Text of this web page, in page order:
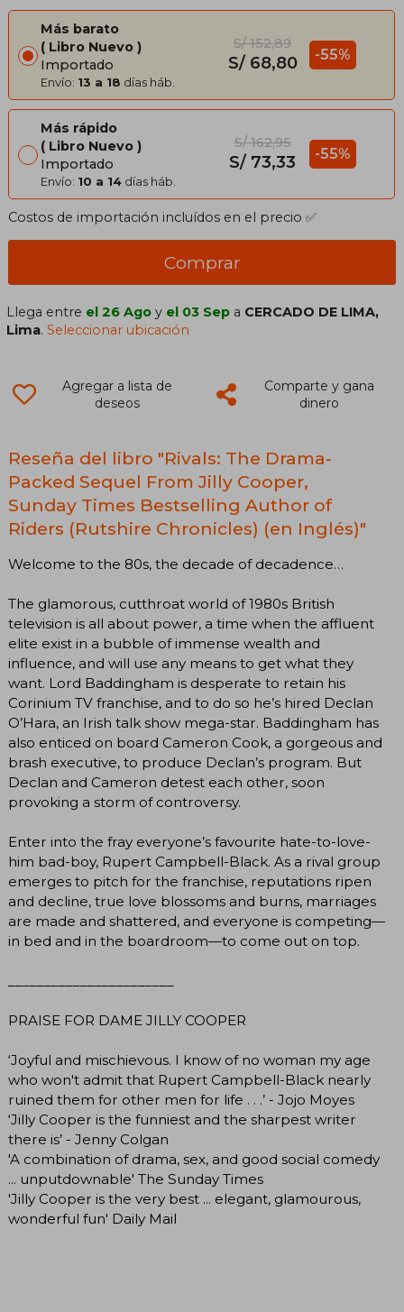
Más barato
Libro Nuevo
Importado
Envío: 13 a 18 días háb.
S/ 152,89
S/ 68,80 -55%
Más rápido
Libro Nuevo
Importado
Envío: 10 a 14 días háb.
S/ 162,95
S/ 73,33 -55%
Costos de importación incluídos en el precio ✅
Comprar
Llega entre el 26 Ago y el 03 Sep a CERCADO DE LIMA,
Lima.Seleccionar ubicación
Agregar a lista de
deseos
Comparte y gana
dinero
Reseña del libro "Rivals: The Drama-
Packed Sequel From Jilly Cooper,
Sunday Times Bestselling Author of
Riders (Rutshire Chronicles) (en Inglés)"
Welcome to the 80s, the decade of decadence…
The glamorous, cutthroat world of 1980s British
television is all about power, a time when the affluent
elite exist in a bubble of immense wealth and
influence, and will use any means to get what they
want. Lord Baddingham is desperate to retain his
Corinium TV franchise, and to do so he’s hired Declan
O’Hara, an Irish talk show mega-star. Baddingham has
also enticed on board Cameron Cook, a gorgeous and
brash executive, to produce Declan’s program. But
Declan and Cameron detest each other, soon
provoking a storm of controversy.
Enter into the fray everyone’s favourite hate-to-love-
him bad-boy, Rupert Campbell-Black. As a rival group
emerges to pitch for the franchise, reputations ripen
and decline, true love blossoms and burns, marriages
are made and shattered, and everyone is competing—
in bed and in the boardroom—to come out on top.
PRAISE FOR DAME JILLY COOPER
‘Joyful and mischievous. I know of no woman my age
who won't admit that Rupert Campbell-Black nearly
ruined them for other men for life . . .’ - Jojo Moyes
‘Jilly Cooper is the funniest and the sharpest writer
there is’ - Jenny Colgan
'A combination of drama, sex, and good social comedy
... unputdownable' The Sunday Times
'Jilly Cooper is the very best ... elegant, glamourous,
wonderful fun' Daily Mail